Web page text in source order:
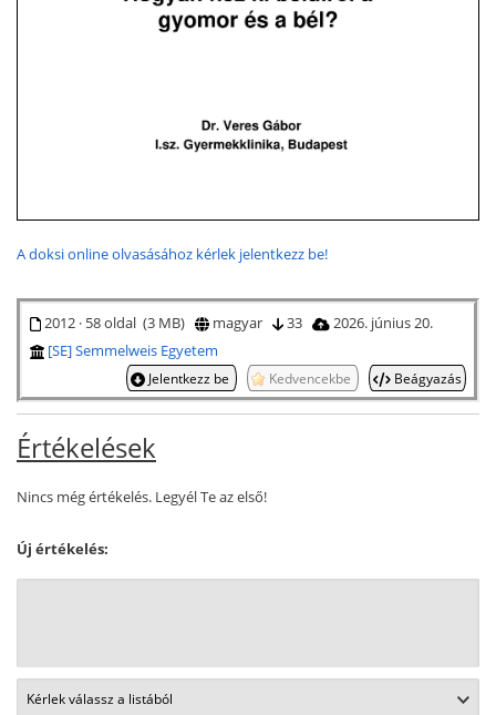
A doksi online olvasásához kérlek jelentkezz be!
2012 · 58 oldal (3 MB) magyar 33
2026. június 20.
[SE] Semmelweis Egyetem
Jelentkezz be Kedvencekbe Beágyazás
Értékelések
Nincs még értékelés. Legyél Te az első!
Új értékelés: